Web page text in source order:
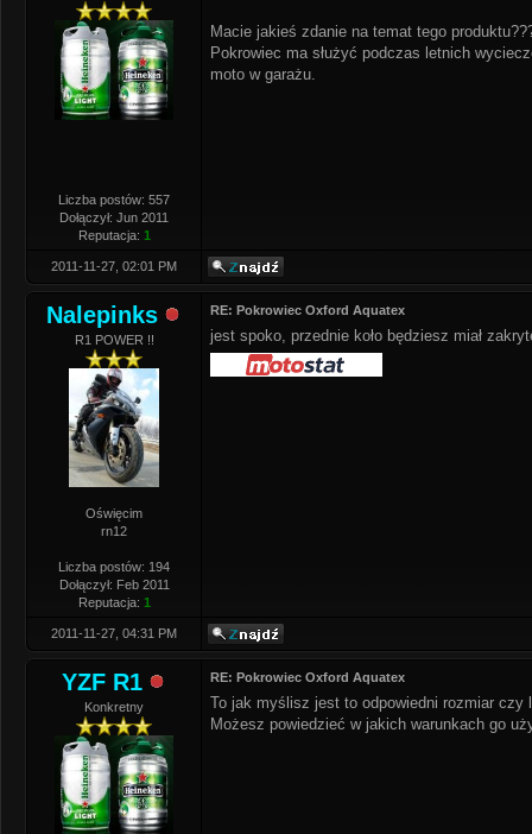
Liczba postów: 557
Dołączył: Jun 2011
Reputacja: 1
Macie jakieś zdanie na temat tego
Pokrowiec ma służyć podczas letnich
moto w garażu.
2011-11-27, 02:01 PM
Nalepinks
R1 POWER !!
Oświęcim
rn12
Liczba postów: 194
Dołączył: Feb 2011
Reputacja: 1
RE: Pokrowiec Oxford Aquatex
jest spoko, przednie koło będziesz miał
2011-11-27, 04:31 PM
YZF R1
Konkretny
RE: Pokrowiec Oxford Aquatex
To jak myślisz jest to odpowiedni rozmiar
Możesz powiedzieć w jakich warunkach go